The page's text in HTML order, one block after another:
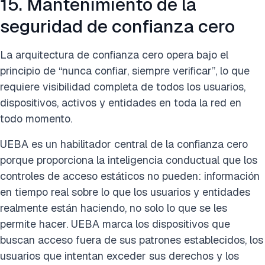
seguridad de confianza cero
La arquitectura de confianza cero opera bajo el
principio de “nunca confiar, siempre verificar”, lo que
requiere visibilidad completa de todos los usuarios,
dispositivos, activos y entidades en toda la red en
todo momento.
UEBA es un habilitador central de la confianza cero
porque proporciona la inteligencia conductual que los
controles de acceso estáticos no pueden: información
en tiempo real sobre lo que los usuarios y entidades
realmente están haciendo, no solo lo que se les
permite hacer. UEBA marca los dispositivos que
buscan acceso fuera de sus patrones establecidos, los
usuarios que intentan exceder sus derechos y los